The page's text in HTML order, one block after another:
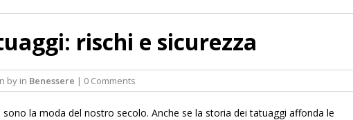
rischi e sicurezza
by in Benessere | 0 Comments
sono la moda del nostro secolo. Anche se la storia dei tatuaggi affonda le